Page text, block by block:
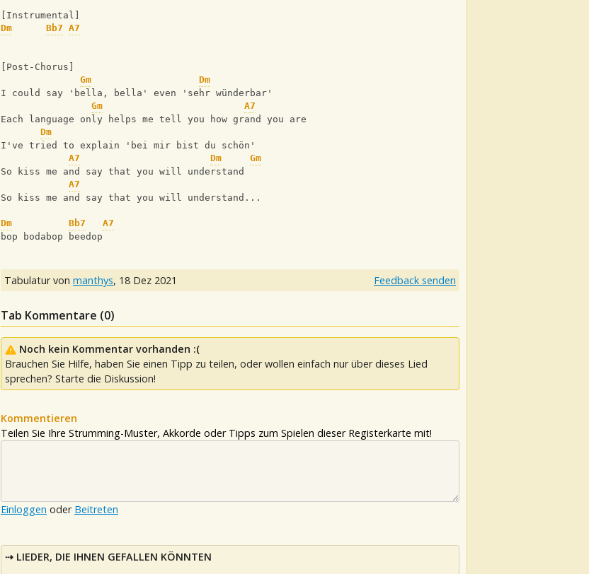
[Instrumental]
Dm
Bb7 A7
[Post-Chorus]
Gm
Dm
I could say 'bella, bella' even 'sehr wünderbar'
Gm
A7
Each language only helps me tell you how grand you are
Dm
I've tried to explain 'bei mir bist du schön'
A7
Dm
Gm
So kiss me and say that you will understand
A7
So kiss me and say that you will understand...
Dm Bb7
A7
bop bodabop beedop
Tabulatur von manthys, 18 Dez 2021 Feedback senden
Tab Kommentare (0)
Noch kein Kommentar vorhanden :(
Brauchen Sie Hilfe, haben Sie einen Tipp zu teilen, oder wollen einfach nur über dieses Lied
sprechen? Starte die Diskussion!
Kommentieren
Teilen Sie Ihre Strumming-Muster, Akkorde oder Tipps zum Spielen dieser Registerkarte mit!
Einloggen oder Beitreten
LIEDER, DIE IHNEN GEFALLEN KÖNNTEN